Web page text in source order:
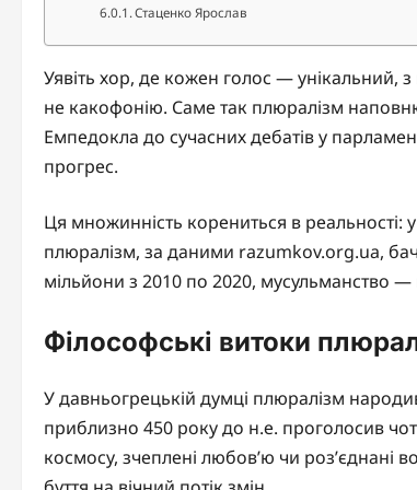
Стаценко Ярослав
Уявіть хор, де кожен голос —
не какофонію. Саме так плюралізм
Емпедокла до сучасних дебатів у
прогрес.
Ця множинність корениться в реальності:
плюралізм, за даними razumkov.org.ua,
мільйони з 2010 по 2020, мусульманство
Філософські витоки
У давньогрецькій думці плюралізм
приблизно 450 року до н.е. проголосив
космосу, зчеплені любов’ю чи